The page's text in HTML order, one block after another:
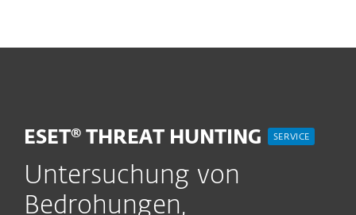
ESET® THREAT HUNTING SERVICE
Untersuchung von
Bedrohungen,